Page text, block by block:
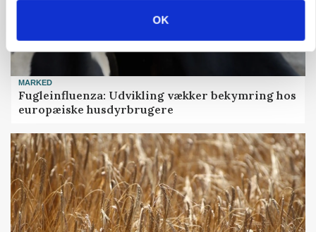
OK
MARKED
Fugleinfluenza: Udvikling vækker bekymring hos
europæiske husdyrbrugere